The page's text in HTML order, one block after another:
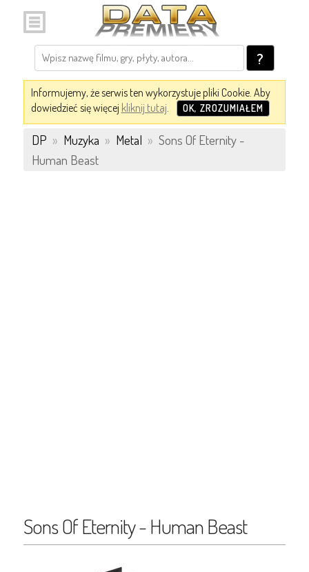
?
Informujemy, że serwis ten wykorzystuje pliki Cookie. Aby
dowiedzieć się więcej kliknij tutaj. OK, ZROZUMIAŁEM
DP » Muzyka » Metal » Sons Of Eternity -
Human Beast
Sons Of Eternity - Human Beast